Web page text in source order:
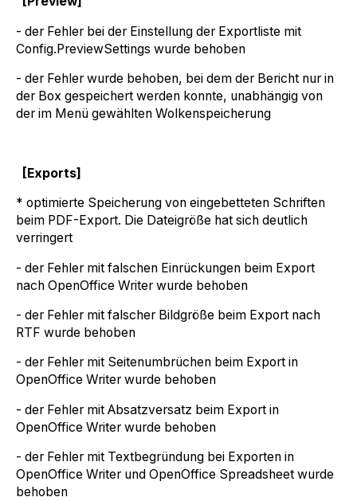
- der Fehler bei der Einstellung der Exportliste mit
Config.PreviewSettings wurde behoben
- der Fehler wurde behoben, bei dem der Bericht nur in
der Box gespeichert werden konnte, unabhängig von
der im Menü gewählten Wolkenspeicherung
[Exports]
* optimierte Speicherung von eingebetteten Schriften
beim PDF-Export. Die Dateigröße hat sich deutlich
verringert
- der Fehler mit falschen Einrückungen beim Export
nach OpenOffice Writer wurde behoben
- der Fehler mit falscher Bildgröße beim Export nach
RTF wurde behoben
- der Fehler mit Seitenumbrüchen beim Export in
OpenOffice Writer wurde behoben
- der Fehler mit Absatzversatz beim Export in
OpenOffice Writer wurde behoben
- der Fehler mit Textbegründung bei Exporten in
OpenOffice Writer und OpenOffice Spreadsheet wurde
behoben